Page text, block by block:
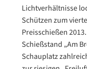
Lichtverhältnisse
Schützen zum
Preisschießen
Schießstand „Am
Schauplatz